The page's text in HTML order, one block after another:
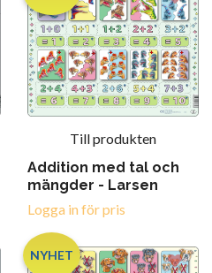
Till produkten
Addition med tal och
mängder - Larsen
Logga in för pris
NYHET